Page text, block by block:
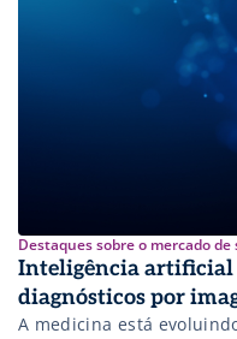
Destaques sobre o mercado de
Inteligência artificial
diagnósticos por
A medicina está